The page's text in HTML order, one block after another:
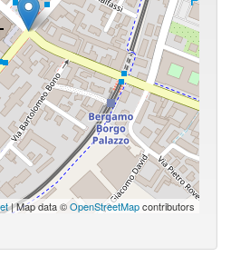
| Map data ©OpenStreetMapcontributors